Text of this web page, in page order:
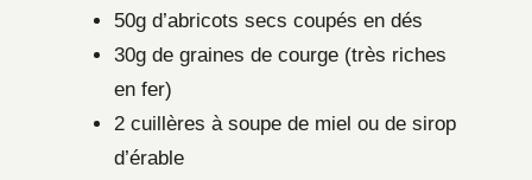
50g d’abricots secs coupés en dés
30g de graines de courge (très riches
en fer)
2 cuillères à soupe de miel ou de sirop
d’érable